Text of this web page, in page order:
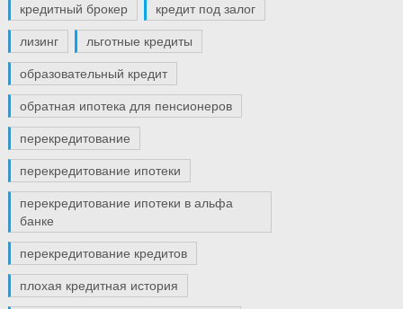
кредитный брокер кредит под залог
лизинг льготные кредиты
образовательный кредит
обратная ипотека для пенсионеров
перекредитование
перекредитование ипотеки
перекредитование ипотеки в альфа
банке
перекредитование кредитов
плохая кредитная история